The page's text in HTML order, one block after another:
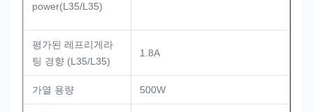
power(L35/L35)
평가된 레프리게라
팅 경향 (L35/L35)
1.8A
가열 용량 500W